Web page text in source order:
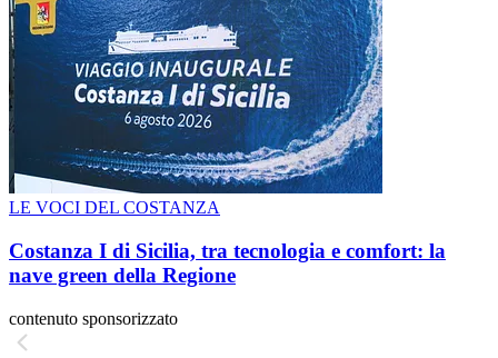
LE VOCI DEL COSTANZA
Costanza I di Sicilia, tra tecnologia e comfort: la
nave green della Regione
contenuto sponsorizzato